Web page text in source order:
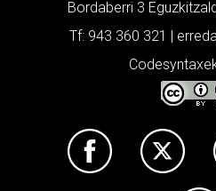
Bordaberri 3
Tf: 943 360 321 |